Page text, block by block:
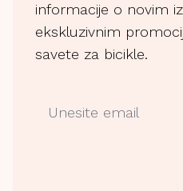
informacije o novim
ekskluzivnim
savete za bicikle.